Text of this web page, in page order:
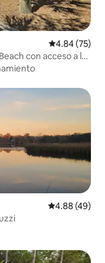
Calificación
4.84 (75)
con acceso a la
Calificación
4.88 (49)